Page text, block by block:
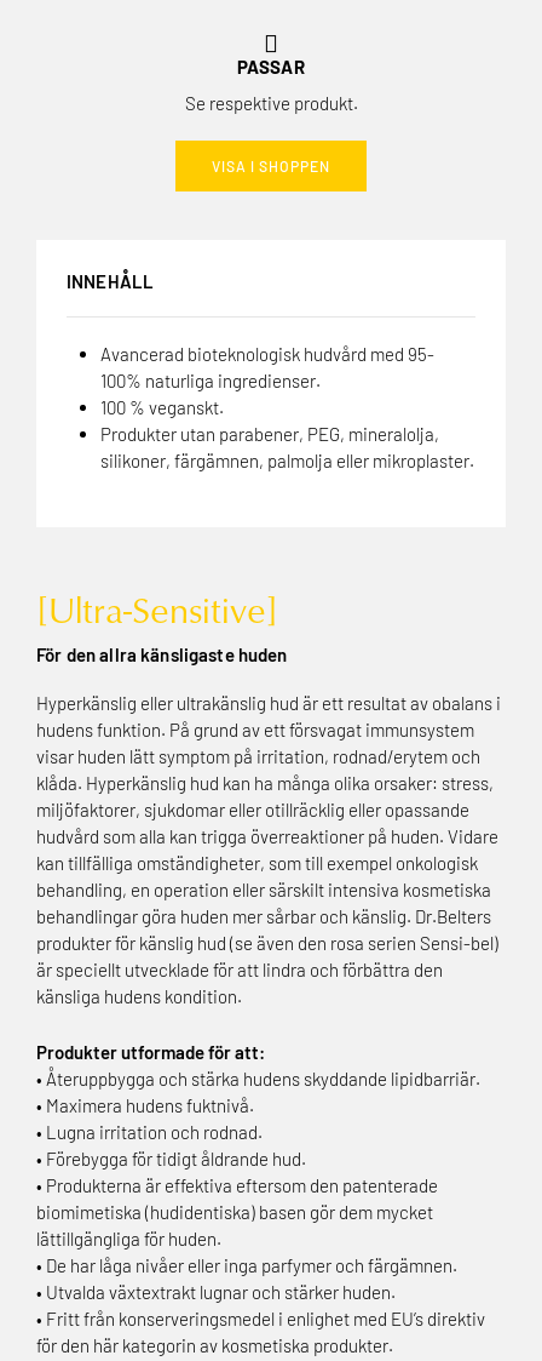
PASSAR
Se respektive produkt.
VISA I SHOPPEN
INNEHÅLL
Avancerad bioteknologisk hudvård med 95-
100% naturliga ingredienser.
100 % veganskt.
Produkter utan parabener, PEG, mineralolja,
silikoner, färgämnen, palmolja eller mikroplaster.
[Ultra-Sensitive]
För den allra känsligaste huden
Hyperkänslig eller ultrakänslig hud är ett resultat av obalans i
hudens funktion. På grund av ett försvagat immunsystem
visar huden lätt symptom på irritation, rodnad/erytem och
klåda. Hyperkänslig hud kan ha många olika orsaker: stress,
miljöfaktorer, sjukdomar eller otillräcklig eller opassande
hudvård som alla kan trigga överreaktioner på huden. Vidare
kan tillfälliga omständigheter, som till exempel onkologisk
behandling, en operation eller särskilt intensiva kosmetiska
behandlingar göra huden mer sårbar och känslig. Dr.Belters
produkter för känslig hud (se även den rosa serien Sensi-bel)
är speciellt utvecklade för att lindra och förbättra den
känsliga hudens kondition.
Produkter utformade för att:
• Återuppbygga och stärka hudens skyddande lipidbarriär.
• Maximera hudens fuktnivå.
• Lugna irritation och rodnad.
• Förebygga för tidigt åldrande hud.
• Produkterna är effektiva eftersom den patenterade
biomimetiska (hudidentiska) basen gör dem mycket
lättillgängliga för huden.
• De har låga nivåer eller inga parfymer och färgämnen.
• Utvalda växtextrakt lugnar och stärker huden.
• Fritt från konserveringsmedel i enlighet med EU’s direktiv
för den här kategorin av kosmetiska produkter.